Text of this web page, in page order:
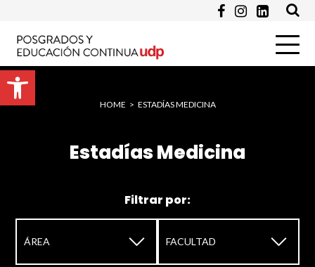
Abrir barra de herramientas
Enviar
HOME > ESTADÍAS MEDICINA
Estadías Medicina
Filtrar por:
▼ ▼